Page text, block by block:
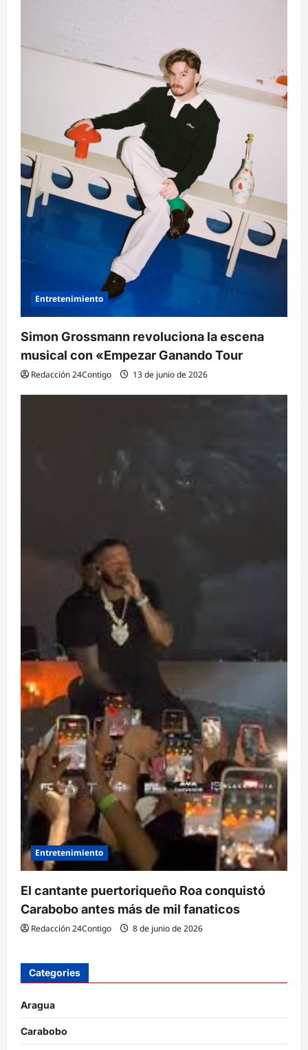
Entretenimiento
Simon Grossmann revoluciona la escena
musical con «Empezar Ganando Tour
Redacción 24Contigo 13 de junio de 2026
Entretenimiento
El cantante puertoriqueño Roa conquistó
Carabobo antes más de mil fanaticos
Redacción 24Contigo 8 de junio de 2026
Categories
Aragua
Carabobo